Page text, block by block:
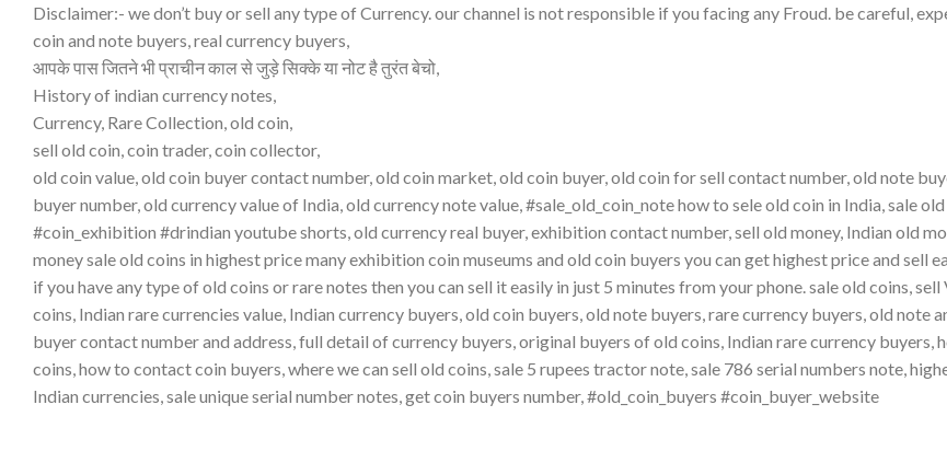
Disclaimer:- we don’t buy or sell any type of Currency. our channel is not responsible if you facing any Froud. be careful,
coin and note buyers, real currency buyers,
आपके पास जितने भी प्राचीन काल से जुड़े सिक्के या नोट है तुरंत बेचो,
History of indian currency notes,
Currency, Rare Collection, old coin,
sell old coin, coin trader, coin collector,
old coin value, old coin buyer contact number, old coin market, old coin buyer, old coin for sell contact number, old note
buyer number, old currency value of India, old currency note value, #sale_old_coin_note how to sele old coin in India, sale old
#coin_exhibition #drindian youtube shorts, old currency real buyer, exhibition contact number, sell old money, Indian old
money sale old coins in highest price many exhibition coin museums and old coin buyers you can get highest price and sell
if you have any type of old coins or rare notes then you can sell it easily in just 5 minutes from your phone. sale old coins, sell
coins, Indian rare currencies value, Indian currency buyers, old coin buyers, old note buyers, rare currency buyers, old note
buyer contact number and address, full detail of currency buyers, original buyers of old coins, Indian rare currency buyers,
coins, how to contact coin buyers, where we can sell old coins, sale 5 rupees tractor note, sale 786 serial numbers note,
Indian currencies, sale unique serial number notes, get coin buyers number, #old_coin_buyers #coin_buyer_website